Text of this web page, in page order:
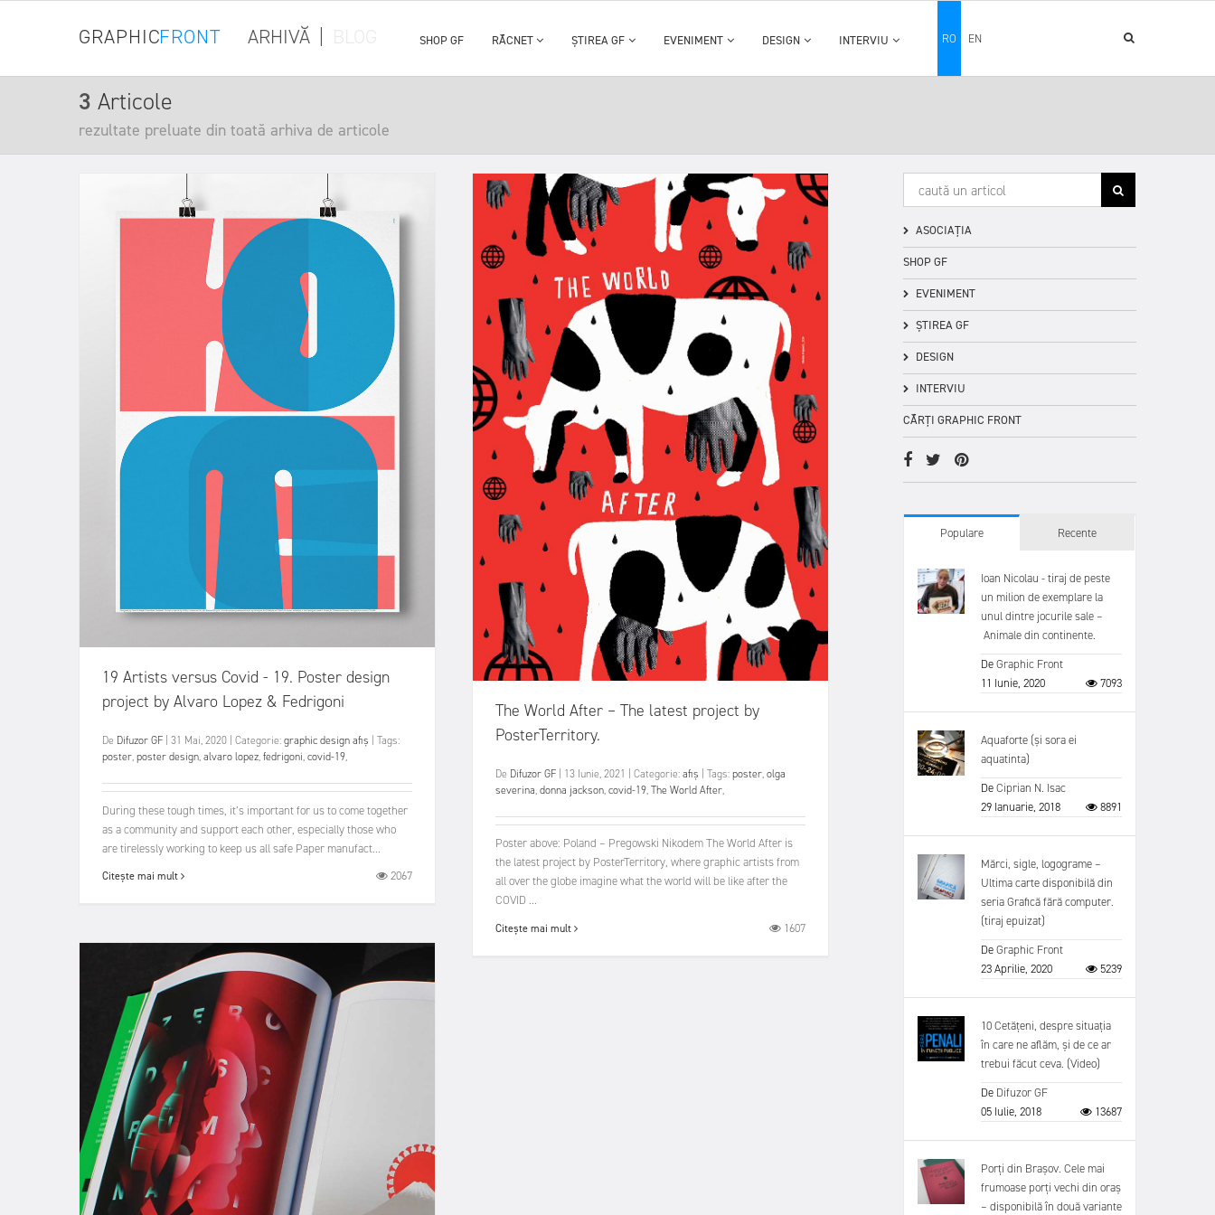
GRAPHICFRONT ARHIVĂ SHOP GF RĂCNET ȘTIREA GF EVENIMENT DESIGN INTERVIU RO EN
3 Articole
rezultate preluate din toată arhiva de articole
19 Artists versus Covid - 19. Poster design
project by Alvaro Lopez & Fedrigoni
De Difuzor GF 31 Mai, 2020 Categorie:graphic designafiș
Tags:
poster,poster design,alvaro lopez,fedrigoni,covid-19,
During these tough times, it’s important for us to come together
as a community and support each other, especially those who
are tirelessly working to keep us all safe Paper manufact...
Citește mai mult 2067
The World After – The latest project by
PosterTerritory.
De Difuzor GF 13 Iunie, 2021 Categorie:afiș Tags:poster,olga
severina,donna jackson,covid-19,The World After,
Poster above: Poland – Pregowski Nikodem The World After is
the latest project by PosterTerritory, where graphic artists from
all over the globe imagine what the world will be like after the
COVID ...
Citește mai mult 1607
ASOCIAȚIA
SHOP GF
EVENIMENT
ȘTIREA GF
DESIGN
INTERVIU
CĂRȚI GRAPHIC FRONT
Populare Recente
Ioan Nicolau - tiraj de peste
un milion de exemplare la
unul dintre jocurile sale –
Animale din continente.
DeGraphic Front
11 Iunie, 2020
7093
Aquaforte (și sora ei
aquatinta)
DeCiprian N. Isac
29 Ianuarie, 2018
8891
Mărci, sigle, logograme –
Ultima carte disponibilă din
seria Grafică fără computer.
(tiraj epuizat)
DeGraphic Front
23 Aprilie, 2020
5239
10 Cetățeni, despre situația
în care ne aflăm, și de ce ar
trebui făcut ceva. (Video)
De Difuzor GF
05 Iulie, 2018
13687
Porți din Brașov. Cele mai
frumoase porți vechi din oraș
– disponibilă în două variante